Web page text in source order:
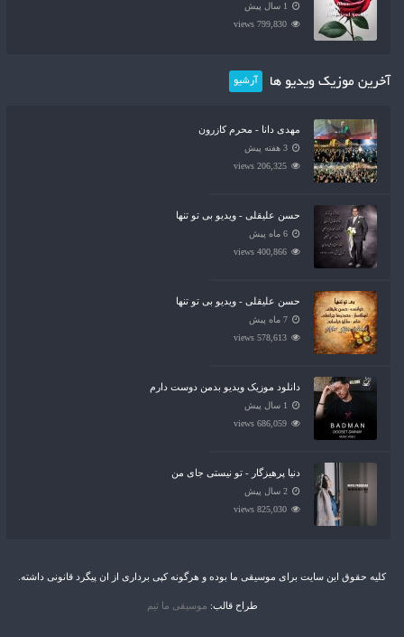
1 سال پیش
799,830 views
آخرین موزیک ویدیو ها آرشیو
مهدی دانا - محرم کازرون
3 هفته پیش
206,325 views
حسن علیقلی - ویدیو بی تو تنها
6 ماه پیش
400,866 views
حسن علیقلی - ویدیو بی تو تنها
7 ماه پیش
578,613 views
دانلود موزیک ویدیو بدمن دوست دارم
1 سال پیش
686,059 views
دنیا پرهیزگار - تو نیستی جای من
2 سال پیش
825,030 views
کلیه حقوق این سایت برای موسیقی ما بوده و هرگونه کپی برداری از ان پیگرد قانونی داشته.
طراح قالب: موسیقی ما تیم